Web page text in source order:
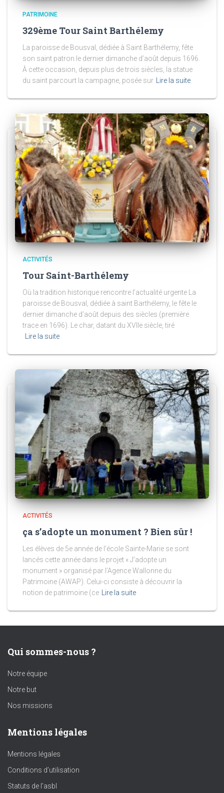
PATRIMOINE
329ème Tour Saint Barthélemy
La paroisse de Bousval, dédiée à Saint Barthélemy, fête
son saint patron le dernier dimanche d’août depuis 1696.
À cette occasion, depuis plus de trois siècles, la statue
du saint parcourt la campagne, posée sur
Lire la suite
ACTIVITÉS
Tour Saint-Barthélemy
Où la tradition historique rencontre l’actualité urgente La
paroisse de Bousval, dédiée à saint Barthélemy, le fête le
dernier dimanche d’août depuis des siècles (première
trace en 1696). Le char, datant du XVIIe siècle, tiré
Lire la suite
ACTIVITÉS
ça s’adopte un monument ? Bien sûr !
Les élèves de 5e année de l’école Sainte-Marie se sont
lancés cette année dans le projet « J’adopte un
monument » organisé par l’Agence Wallonne du
Patrimoine (AWAP). Celui-ci consiste à découvrir la
notion de patrimoine (ce
Lire la suite
Qui sommes-nous ?
Notre équipe
Notre but
Nos missions
Mentions légales
Mentions légales
Conditions d’utilisation
Statuts de l’asbl